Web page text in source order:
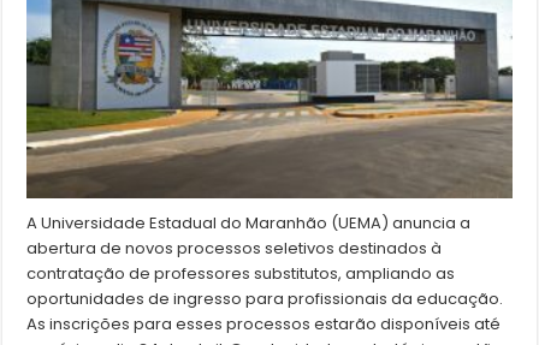
A Universidade Estadual do Maranhão (UEMA) anuncia a
abertura de novos processos seletivos destinados à
contratação de professores substitutos, ampliando as
oportunidades de ingresso para profissionais da educação.
As inscrições para esses processos estarão disponíveis até